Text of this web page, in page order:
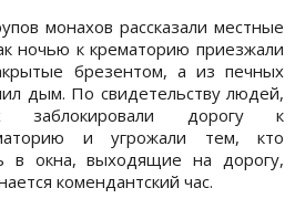
монахов рассказали местные
ночью к крематорию приезжали
брезентом, а из печных
дым. По свидетельству людей,
заблокировали дорогу к
и угрожали тем, кто
в окна, выходящие на дорогу,
комендантский час.